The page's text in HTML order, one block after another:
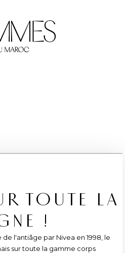
TOUTE LA
!
l'antiâge par Nivea en 1998, le
sur toute la gamme corps